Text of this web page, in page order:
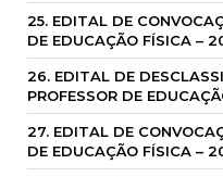
25. EDITAL DE
DE EDUCAÇÃO FÍSICA –
26. EDITAL DE
PROFESSOR DE
27. EDITAL DE
DE EDUCAÇÃO FÍSICA –